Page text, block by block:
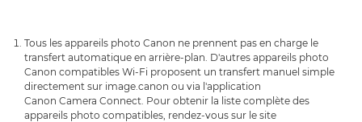
Tous les appareils photo Canon ne prennent pas en charge le
transfert automatique en arrière-plan. D'autres appareils photo
Canon compatibles Wi-Fi proposent un transfert manuel simple
directement sur image.canon ou via l'application
Canon Camera Connect. Pour obtenir la liste complète des
appareils photo compatibles, rendez-vous sur le site